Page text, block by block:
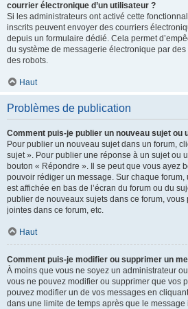
courrier électronique d’un utilisateur ?
Si les administrateurs ont activé cette
inscrits peuvent envoyer des courriers
depuis un formulaire dédié. Cela permet
du système de messagerie électronique par
des robots.
Haut
Problèmes de publication
Comment puis-je publier un nouveau sujet ou
Pour publier un nouveau sujet dans un forum,
sujet ». Pour publier une réponse à un sujet ou
bouton « Répondre ». Il se peut que vous ayez
pouvoir rédiger un message. Sur chaque
est affichée en bas de l’écran du forum ou du
publier de nouveaux sujets dans ce forum,
jointes dans ce forum, etc.
Haut
Comment puis-je modifier ou supprimer un
À moins que vous ne soyez un administrateur
vous ne pouvez modifier ou supprimer que vos
pouvez modifier un de vos messages en
dans une limite de temps après que le